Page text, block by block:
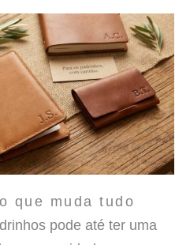
que muda tudo
pode até ter uma